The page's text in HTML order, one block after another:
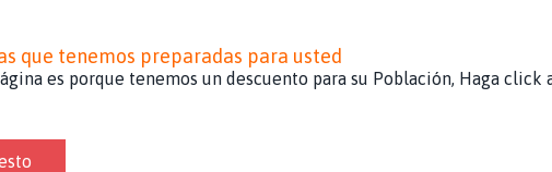
que tenemos preparadas para usted
es porque tenemos un descuento para su Población, Haga click